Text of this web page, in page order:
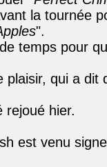
la tournée
".
temps pour
plaisir, qui a dit
rejoué hier.
est venu